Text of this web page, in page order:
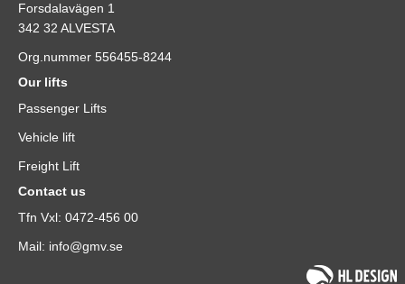
Forsdalavägen 1
342 32 ALVESTA
Org.nummer 556455-8244
Our lifts
Passenger Lifts
Vehicle lift
Freight Lift
Contact us
Tfn Vxl: 0472-456 00
Mail: info@gmv.se